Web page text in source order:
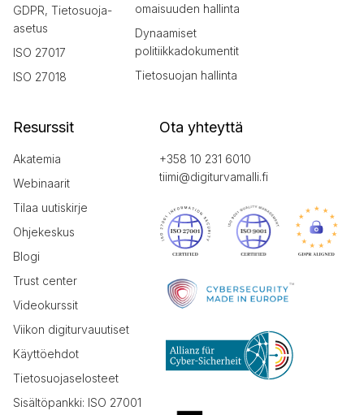
GDPR, Tietosuoja-
asetus
ISO 27017
ISO 27018
omaisuuden hallinta
Dynaamiset
politiikkadokumentit
Tietosuojan hallinta
Resurssit
Akatemia
Webinaarit
Tilaa uutiskirje
Ohjekeskus
Blogi
Trust center
Videokurssit
Viikon digiturvauutiset
Käyttöehdot
Tietosuojaselosteet
Sisältöpankki: ISO 27001
Ota yhteyttä
+358 10 231 6010
tiimi@digiturvamalli.fi